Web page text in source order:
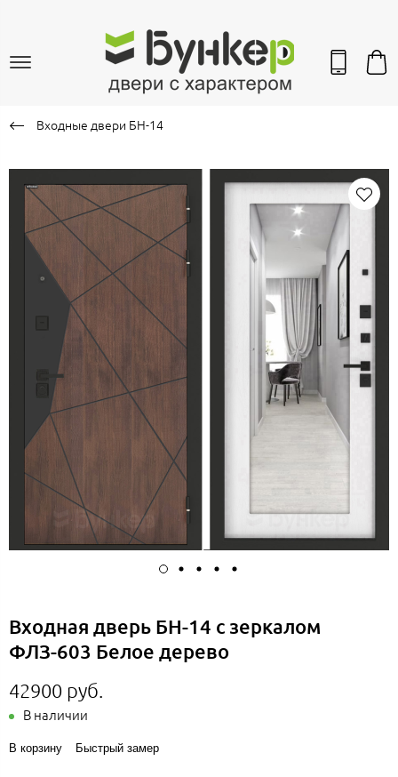
Входные двери БН-14
Входная дверь БН-14 с зеркалом
ФЛЗ-603 Белое дерево
42900 руб.
В наличии
В корзину Быстрый замер